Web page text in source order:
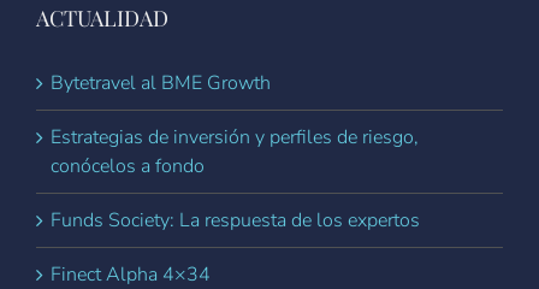
ACTUALIDAD
Bytetravel al BME Growth
Estrategias de inversión y perfiles de riesgo,
conócelos a fondo
Funds Society: La respuesta de los expertos
Finect Alpha 4×34